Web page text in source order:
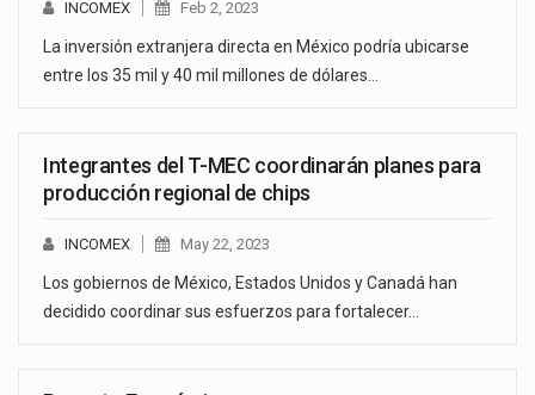
INCOMEX Feb 2, 2023
La inversión extranjera directa en México podría ubicarse
entre los 35 mil y 40 mil millones de dólares…
Integrantes del T-MEC coordinarán planes para
producción regional de chips
INCOMEX May 22, 2023
Los gobiernos de México, Estados Unidos y Canadá han
decidido coordinar sus esfuerzos para fortalecer…